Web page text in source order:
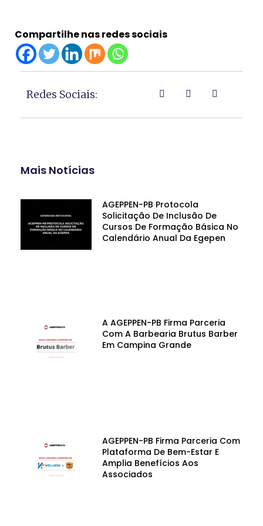
Compartilhe nas redes sociais
Redes Sociais:
Mais Notícias
AGEPPEN-PB Protocola
Solicitação De Inclusão De
Cursos De Formação Básica No
Calendário Anual Da Egepen
A AGEPPEN-PB Firma Parceria
Com A Barbearia Brutus Barber
Em Campina Grande
AGEPPEN-PB Firma Parceria Com
Plataforma De Bem-Estar E
Amplia Benefícios Aos
Associados